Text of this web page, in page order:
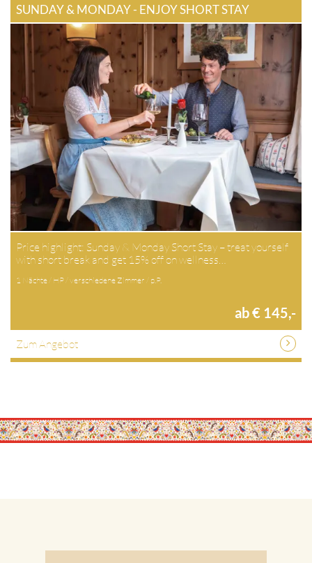
SUNDAY & MONDAY - ENJOY SHORT STAY
Price highlight: Sunday & Monday Short Stay – treat yourself
with short break and get 15% off on wellness…
1 Nächte / HP / verschiedene Zimmer / p.P.
ab € 145,-
Zum Angebot